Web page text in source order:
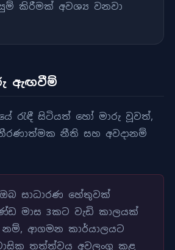
කිරීමක් අවශ්‍ය වනවා
ඇඟවීම්
රැඳී සිටියත් හෝ මාරු වූවත්,
නීති සහ අවදානම්
ඔබ සාධාරණ හේතුවක්
මාස 3කට වැඩි කාලයක්
නම්, ආගමන කාර්යාලයට
තත්ත්වය අවලංගු කළ